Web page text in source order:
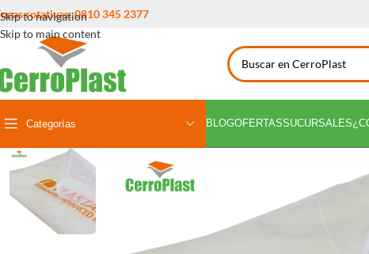
Skip to navigation
Skip to main content
rotativas: 0810 345 2377
Categorías BLOGOFERTASSUCURSALES